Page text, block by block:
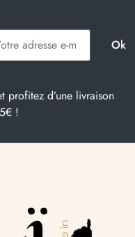
profitez d’une livraison
!